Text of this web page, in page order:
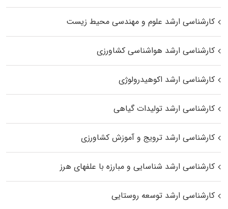
کارشناسی ارشد علوم و مهندسی محیط زیست
کارشناسی ارشد هواشناسی کشاورزی
کارشناسی ارشد اکوهیدرولوژی
کارشناسی ارشد تولیدات گیاهی
کارشناسی ارشد ترویج و آموزش کشاورزی
کارشناسی ارشد شناسایی و مبارزه با علفهای هرز
کارشناسی ارشد توسعه روستایی